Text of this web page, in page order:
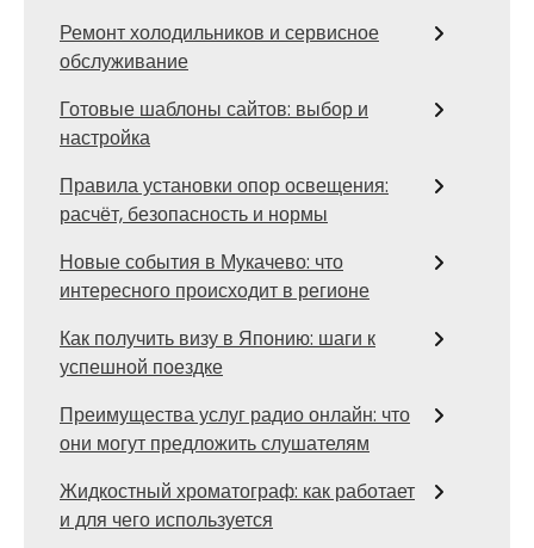
Ремонт холодильников и сервисное
обслуживание
Готовые шаблоны сайтов: выбор и
настройка
Правила установки опор освещения:
расчёт, безопасность и нормы
Новые события в Мукачево: что
интересного происходит в регионе
Как получить визу в Японию: шаги к
успешной поездке
Преимущества услуг радио онлайн: что
они могут предложить слушателям
Жидкостный хроматограф: как работает
и для чего используется